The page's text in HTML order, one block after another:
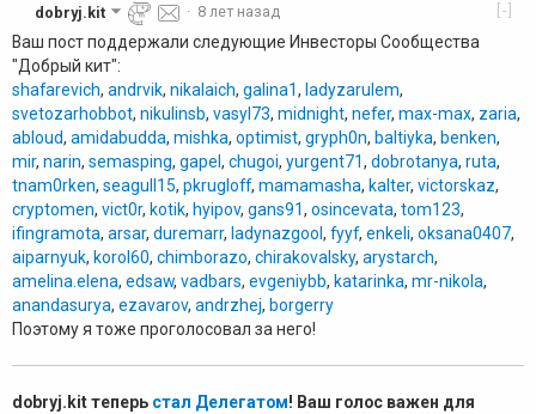
[-]
dobryj.kit · 8 лет назад
Ваш пост поддержали следующие Инвесторы Сообщества
"Добрый кит":
shafarevich, andrvik, nikalaich, galina1, ladyzarulem,
svetozarhobbot, nikulinsb, vasyl73, midnight, nefer, max-max, zaria,
abloud, amidabudda, mishka, optimist, gryph0n, baltiyka, benken,
mir, narin, semasping, gapel , chugoi, yurgent71, dobrotanya, ruta,
tnam0rken, seagull15, pkrugloff, mamamasha, kalter, victorskaz,
cryptomen, vict0r, kotik, hyipov, gans91, osincevata, tom123,
ifingramota, arsar, duremarr, ladynazgool , fyyf, enkeli, oksana0407,
aiparnyuk, korol60, chimborazo, chirakovalsky, arystarch,
amelina.elena, edsaw, vadbars, evgeniybb, katarinka, mr-nikola,
anandasurya, ezavarov, andrzhej, borgerry
Поэтому я тоже проголосовал за него!
dobryj.kit теперь стал Делегатом! Ваш голос важен для